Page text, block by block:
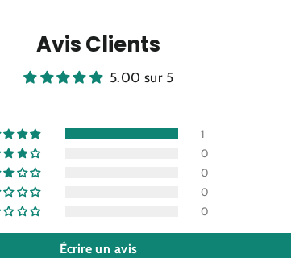
Avis Clients
5.00 sur 5
1
0
0
0
0
Écrire un avis